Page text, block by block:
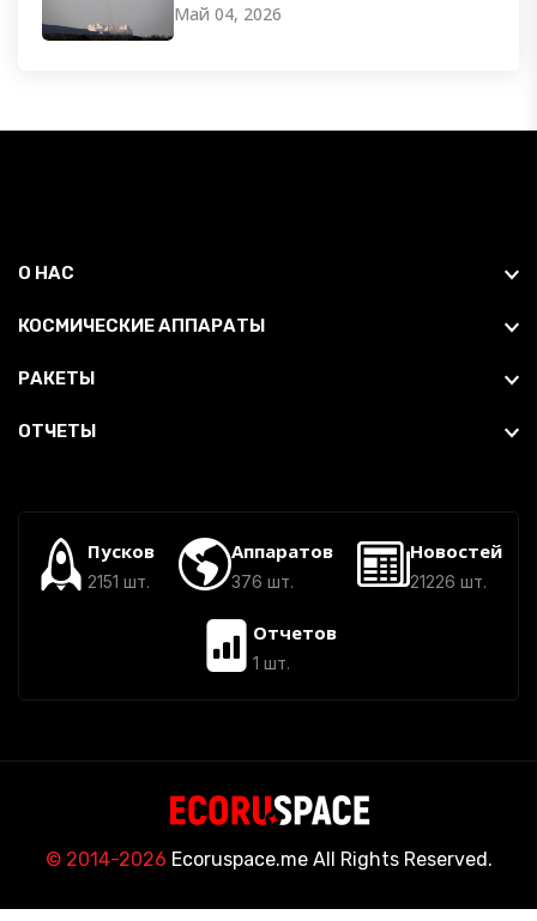
Май 04, 2026
О НАС
КОСМИЧЕСКИЕ АППАРАТЫ
РАКЕТЫ
ОТЧЕТЫ
Пусков
2151 шт.
Аппаратов
376 шт.
Новостей
21226 шт.
Отчетов
1 шт.
© 2014-2026 Ecoruspace.me All Rights Reserved.